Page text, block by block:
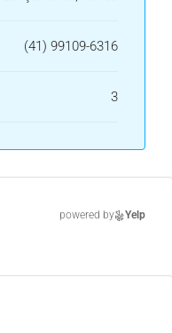
(41) 99109-6316
3
powered by Yelp